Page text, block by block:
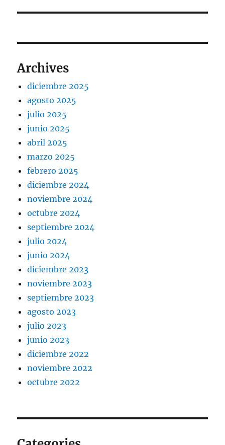
Archives
diciembre 2025
agosto 2025
julio 2025
junio 2025
abril 2025
marzo 2025
febrero 2025
diciembre 2024
noviembre 2024
octubre 2024
septiembre 2024
julio 2024
junio 2024
diciembre 2023
noviembre 2023
septiembre 2023
agosto 2023
julio 2023
junio 2023
diciembre 2022
noviembre 2022
octubre 2022